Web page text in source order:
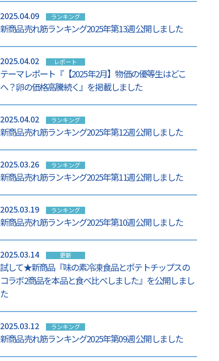
2025.04.09 ランキング
新商品売れ筋ランキング2025年第13週 公開しました
2025.04.02 レポート
テーマレポート『【2025年2月】物価の優等生はどこ
へ？卵の価格高騰続く』を掲載しました
2025.04.02 ランキング
新商品売れ筋ランキング2025年第12週 公開しました
2025.03.26 ランキング
新商品売れ筋ランキング2025年第11週 公開しました
2025.03.19 ランキング
新商品売れ筋ランキング2025年第10週 公開しました
2025.03.14 更新
試して★新商品『味の素冷凍食品とポテトチップスの
コラボ2商品を本品と食べ比べしました』を公開しまし
た
2025.03.12 ランキング
新商品売れ筋ランキング2025年第09週 公開しました